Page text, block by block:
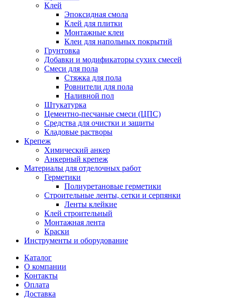
Клей
Эпоксидная смола
Клей для плитки
Монтажные клеи
Клеи для напольных покрытий
Грунтовка
Добавки и модификаторы сухих смесей
Смеси для пола
Стяжка для пола
Ровнители для пола
Наливной пол
Штукатурка
Цементно-песчаные смеси (ЦПС)
Средства для очистки и защиты
Кладовые растворы
Крепеж
Химический анкер
Анкерный крепеж
Материалы для отделочных работ
Герметики
Полиуретановые герметики
Строительные ленты, сетки и серпянки
Ленты клейкие
Клей строительный
Монтажная лента
Краски
Инструменты и оборудование
Каталог
О компании
Контакты
Оплата
Доставка